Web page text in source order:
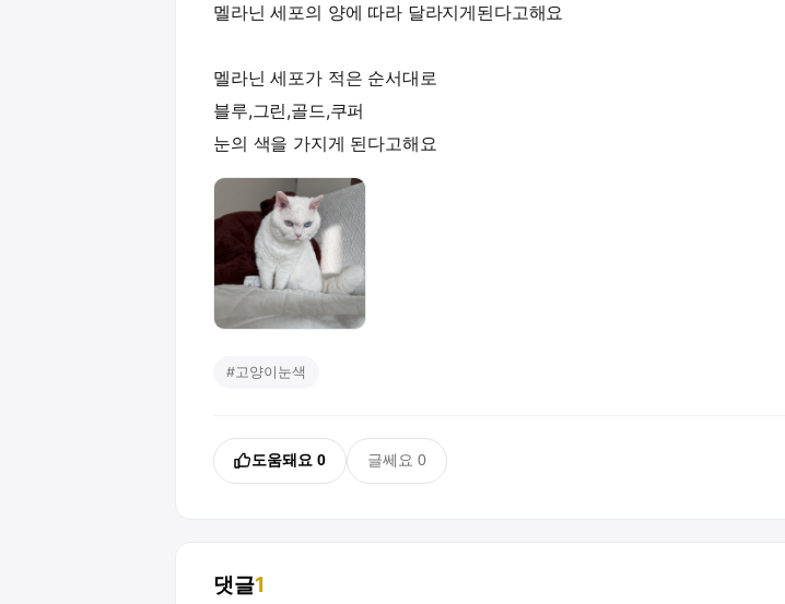
멜라닌 세포의 양에 따라 달라지게된다고해요
멜라닌 세포가 적은 순서대로
블루,그린,골드,쿠퍼
눈의 색을 가지게 된다고해요
#고양이눈색
도움돼요 0 글쎄요 0
댓글1